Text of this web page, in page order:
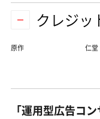
クレジッ
原作 仁堂
「運用型広告コ